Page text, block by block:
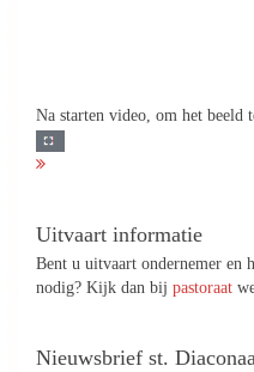
Na starten video, om het beeld
Uitvaart informatie
Bent u uitvaart ondernemer en
nodig? Kijk dan bij pastoraat
Nieuwsbrief st.